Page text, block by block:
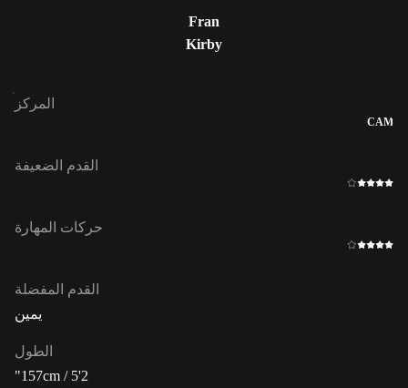
Fran
Kirby
المركز
CAM
القدم الضعيفة
حركات المهارة
القدم المفضلة
يمين
الطول
157cm / 5'2"